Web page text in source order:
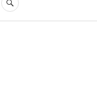
SEARCH